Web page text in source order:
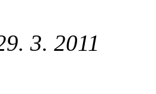
3. 2011